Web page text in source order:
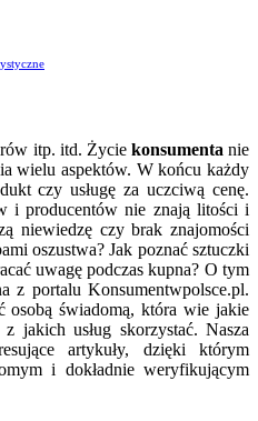
itp. itd. Życie konsumenta nie
wielu aspektów. W końcu każdy
czy usługę za uczciwą cenę.
i producentów nie znają litości i
niewiedzę czy brak znajomości
oszustwa? Jak poznać sztuczki
uwagę podczas kupna? O tym
z portalu Konsumentwpolsce.pl.
osobą świadomą, która wie jakie
jakich usług skorzystać. Nasza
artykuły, dzięki którym
i dokładnie weryfikującym